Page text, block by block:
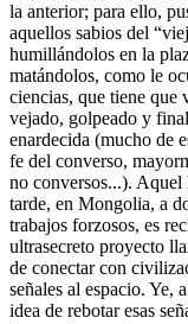
la anterior; para ello,
aquellos sabios del
humillándolos en la
matándolos, como le
ciencias, que tiene que
vejado, golpeado y
enardecida (mucho de
fe del converso,
no conversos...). Aquel
tarde, en Mongolia, a
trabajos forzosos, es
ultrasecreto proyecto
de conectar con
señales al espacio. Ye,
idea de rebotar esas